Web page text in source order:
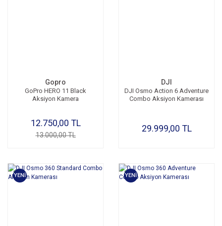
Gopro
GoPro HERO 11 Black
Aksiyon Kamera
12.750,00 TL
13.000,00 TL
DJI
DJI Osmo Action 6 Adventure
Combo Aksiyon Kamerası
29.999,00 TL
YENİ YENİ